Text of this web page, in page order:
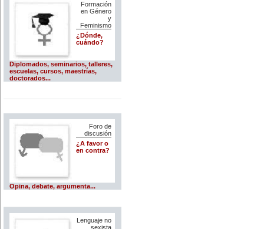
Formación
en Género
y
Feminismo
¿Dónde,
cuándo?
Diplomados, seminarios, talleres,
escuelas, cursos, maestrías,
doctorados...
Foro de
discusión
¿A favor o
en contra?
Opina, debate, argumenta...
Lenguaje no
sexista